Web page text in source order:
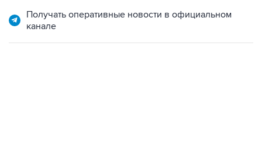
Получать оперативные новости в официальном
канале